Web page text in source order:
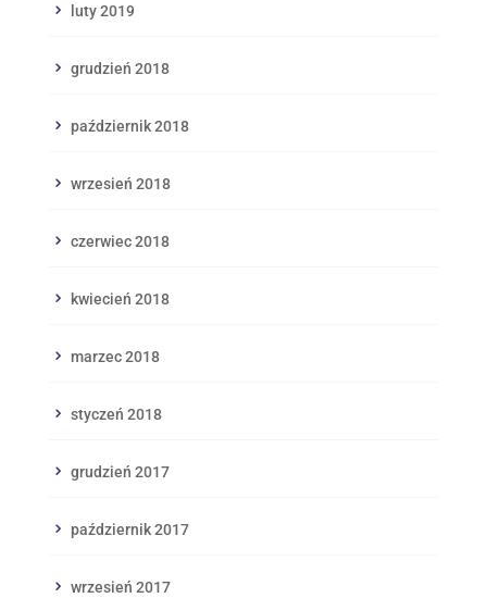
luty 2019
grudzień 2018
październik 2018
wrzesień 2018
czerwiec 2018
kwiecień 2018
marzec 2018
styczeń 2018
grudzień 2017
październik 2017
wrzesień 2017